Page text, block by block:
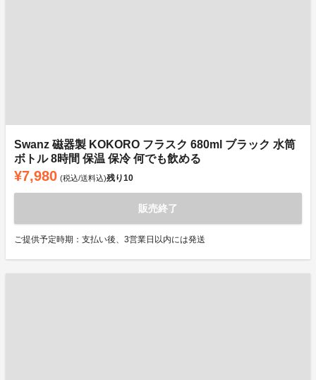
Swanz 磁器製 KOKORO フラスク 680ml ブラック 水筒
ボトル 8時間 保温 保冷 何でも飲める
¥7,980 (税込/送料込)残り10
販売終了
ご提供予定時期：支払い後、3営業日以内には発送